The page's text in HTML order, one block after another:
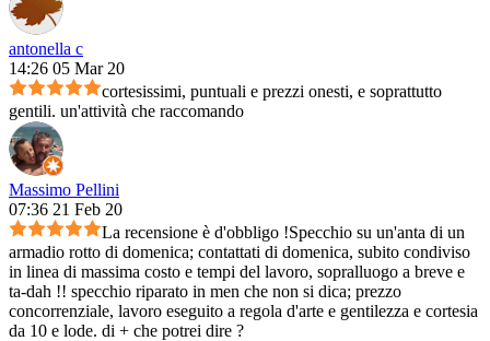
antonella c
14:26 05 Mar 20
cortesissimi, puntuali e prezzi onesti, e soprattutto
gentili. un'attività che raccomando
Massimo Pellini
07:36 21 Feb 20
La recensione è d'obbligo !Specchio su un'anta di un
armadio rotto di domenica; contattati di domenica, subito condiviso
in linea di massima costo e tempi del lavoro, sopralluogo a breve e
ta-dah !! specchio riparato in men che non si dica; prezzo
concorrenziale, lavoro eseguito a regola d'arte e gentilezza e cortesia
da 10 e lode. di + che potrei dire ?